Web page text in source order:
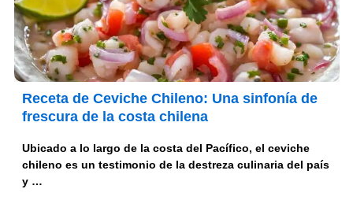
Receta de Ceviche Chileno: Una sinfonía de
frescura de la costa chilena
Ubicado a lo largo de la costa del Pacífico, el ceviche
chileno es un testimonio de la destreza culinaria del país
y …